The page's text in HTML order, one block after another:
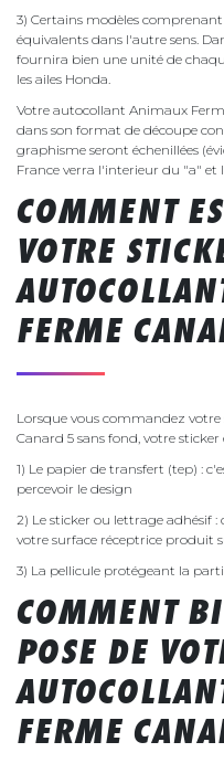
3) Certains modèles
équivalents dans l'autre sens.
fournira bien une unité de
les ailes Honda.
Votre autocollant Animaux
dans son format de découpe
graphisme seront échenillées
France verra l'interieur du "a" et
COMMENT
VOTRE
FERME
Lorsque vous commandez
Canard 5 sans fond, votre sticker
1) Le papier de transfert (tep) :
percevoir le design
2) Le sticker ou lettrage adhésif
votre surface réceptrice produit
3) La pellicule protégeant la
COMMENT
POSE DE
FERME